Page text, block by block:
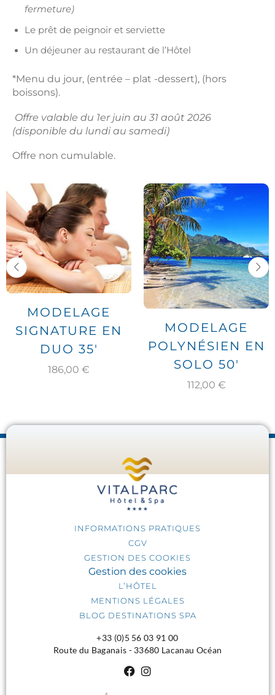
fermeture)
Le prêt de peignoir et serviette
Un déjeuner au restaurant de l’Hôtel
*Menu du jour, (entrée – plat -dessert), (hors
boissons).
Offre valable du 1er juin au 31 août 2026
(disponible du lundi au samedi)
Offre non cumulable.
MODELAGE
SIGNATURE EN
DUO 35′
186,00 €
MODELAGE
POLYNÉSIEN EN
SOLO 50′
112,00 €
INFORMATIONS PRATIQUES
CGV
GESTION DES COOKIES
Gestion des cookies
L’HÔTEL
MENTIONS LÉGALES
BLOG DESTINATIONS SPA
+33 (0)5 56 03 91 00
Route du Baganais - 33680 Lacanau Océan